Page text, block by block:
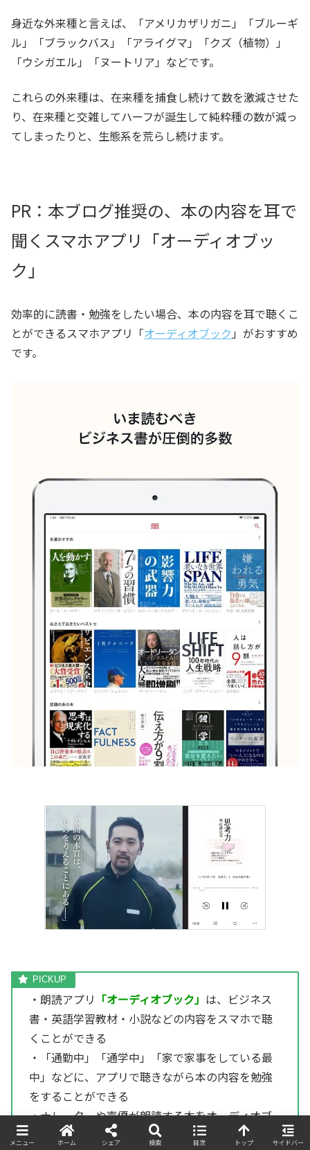
身近な外来種と言えば、「アメリカザリガニ」「ブルーギ
ル」「ブラックバス」「アライグマ」「クズ（植物）」
「ウシガエル」「ヌートリア」などです。
これらの外来種は、在来種を捕食し続けて数を激減させた
り、在来種と交雑してハーフが誕生して純粋種の数が減っ
てしまったりと、生態系を荒らし続けます。
PR：本ブログ推奨の、本の内容を耳で
聞くスマホアプリ「オーディオブッ
ク」
効率的に読書・勉強をしたい場合、本の内容を耳で聴くこ
とができるスマホアプリ「オーディオブック 」がおすすめ
です。
・朗読アプリ 「オーディオブック」 は、ビジネス
書・英語学習教材・小説などの内容をスマホで聴
くことができる
・「通勤中」「通学中」「家で家事をしている最
中」などに、アプリで聴きながら本の内容を勉強
をすることができる
・ナレーターや声優が朗読する本をオーディオブ
ックで聴くことができる
メニュー ホーム シェア 検索 目次 トップ サイドバー